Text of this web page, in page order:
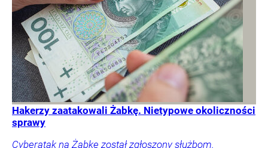
Hakerzy zaatakowali Żabkę. Nietypowe okoliczności
sprawy
Cyberatak na Żabkę został zgłoszony służbom.